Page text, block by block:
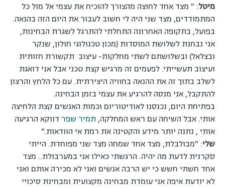
מיטל: " מצד אחד לחוצה מהצורך להוכיח את עצמי אל מול כל
המתמודדים, מצד שני היה לי חשוב לעבור את היום הזה בהנאה.
בפועל, בתקופה האחרונה התחלתי להתרגל לשגרת הבחינות,
אני נבחנת לשלושת המוסדות (מכון טכנולוגי חולון, שנקר
ובצלאל) ובשלושתם לשתי מחלקות- עיצוב תקשורת חזותית
ועיצוב תעשייתי. לפעמים זה מרגיש קצת טכני אבל אני דואגת
לשלב בתוך זה את ההנאה בחוויה היצירתית. עם כל הלחץ והרצון
להתקבל, אני מנסה להרגיע את עצמי בזמן הבחינה.
בפתיחת היום, נכנסנו לאודיטוריום וכמות האנשים קצת הלחיצה
אותי. אבל השיחה עם ראש המחלקה, תמיר שפר דווקא הרגיעה
אותי , נתנה יותר מידע והקטינה את רמת אי הוודאות."
שלי: "מבולבלת, מצד אחד שמחה מצד שני מפוחדת. הייתי
סקרנית לדעת מה יהיה. הרגשתי כאילו אני במערבולת.. מצד
אחד חשתי חשש כי יש הרבה אנשים ואני לא מכירה אותם ואני
לא יודעת איפה אני עומדת מבחינה מקצועית ומבחינת סיכויי